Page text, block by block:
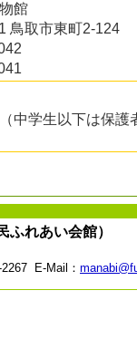
館
鳥取市東町2-124
中学生以下は保護
ふれあい会館）
E-Mail：